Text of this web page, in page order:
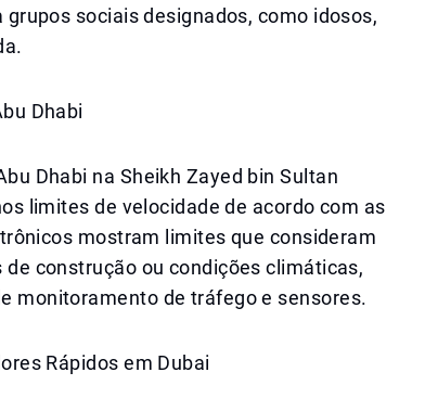
sociais designados, como idosos,
Dhabi
Dhabi na Sheikh Zayed bin Sultan
limites de velocidade de acordo com as
mostram limites que consideram
construção ou condições climáticas,
monitoramento de tráfego e sensores.
Rápidos em Dubai